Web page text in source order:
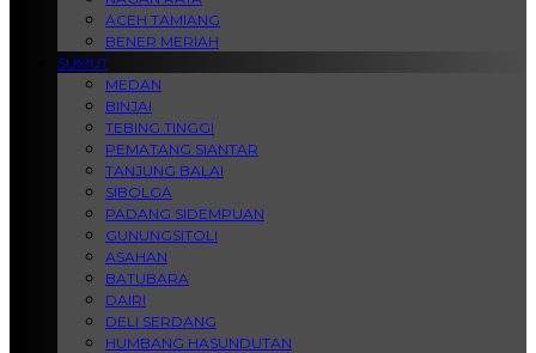
ACEH TAMIANG
BENER MERIAH
SUMUT
MEDAN
BINJAI
TEBING TINGGI
PEMATANG SIANTAR
TANJUNG BALAI
SIBOLGA
PADANG SIDEMPUAN
GUNUNGSITOLI
ASAHAN
BATUBARA
DAIRI
DELI SERDANG
HUMBANG HASUNDUTAN